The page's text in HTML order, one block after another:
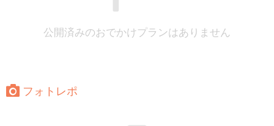
公開済みのおでかけプランはありません
フォトレポ